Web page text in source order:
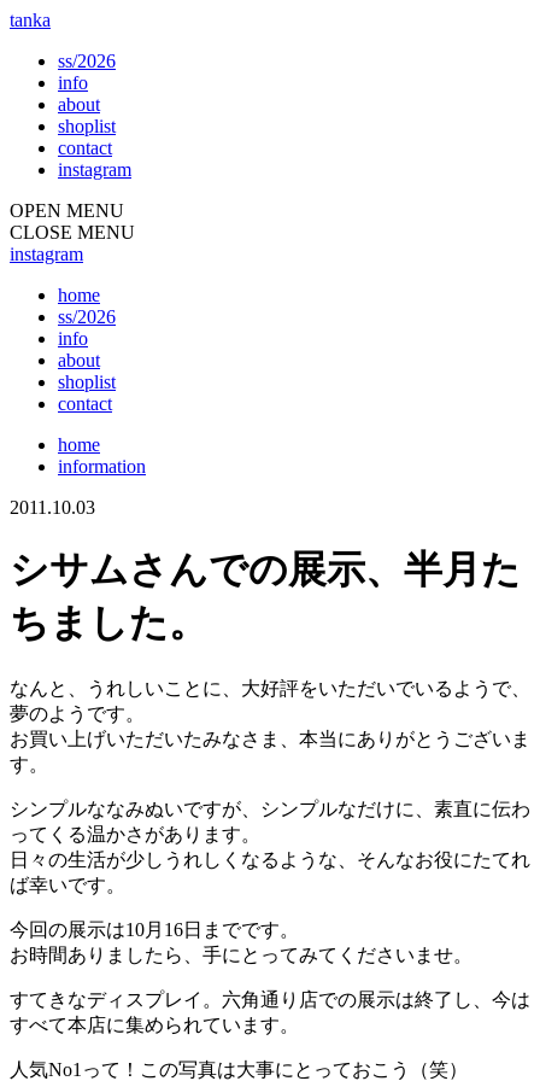
tanka
ss/2026
info
about
shoplist
contact
instagram
OPEN MENU
CLOSE MENU
instagram
home
ss/2026
info
about
shoplist
contact
home
information
2011.10.03
シサムさんでの展示、半月た
ちました。
なんと、うれしいことに、大好評をいただいでいるようで、
夢のようです。
お買い上げいただいたみなさま、本当にありがとうございま
す。
シンプルななみぬいですが、シンプルなだけに、素直に伝わ
ってくる温かさがあります。
日々の生活が少しうれしくなるような、そんなお役にたてれ
ば幸いです。
今回の展示は10月16日までです。
お時間ありましたら、手にとってみてくださいませ。
すてきなディスプレイ。六角通り店での展示は終了し、今は
すべて本店に集められています。
人気No1って！この写真は大事にとっておこう（笑）